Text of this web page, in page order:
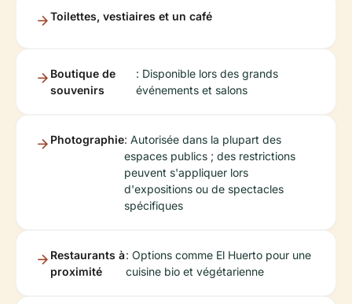
Toilettes, vestiaires et un café
Boutique de
souvenirs
: Disponible lors des grands
événements et salons
Photographie: Autorisée dans la plupart des
espaces publics ; des restrictions
peuvent s'appliquer lors
d'expositions ou de spectacles
spécifiques
Restaurants à
proximité
: Options comme El Huerto pour une
cuisine bio et végétarienne